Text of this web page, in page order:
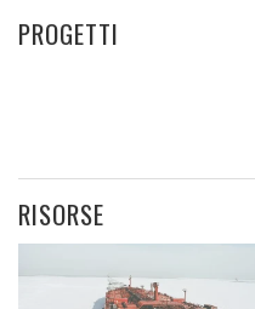
PROGETTI
RISORSE